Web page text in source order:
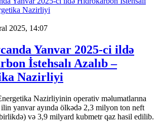
2025, 14:07
Yanvar 2025-ci ildə
İstehsalı Azalıb –
Nazirliyi
Nazirliyinin operativ məlumatlarına
yanvar ayında ölkədə 2,3 milyon ton neft
və 3,9 milyard kubmetr qaz hasil edilib.